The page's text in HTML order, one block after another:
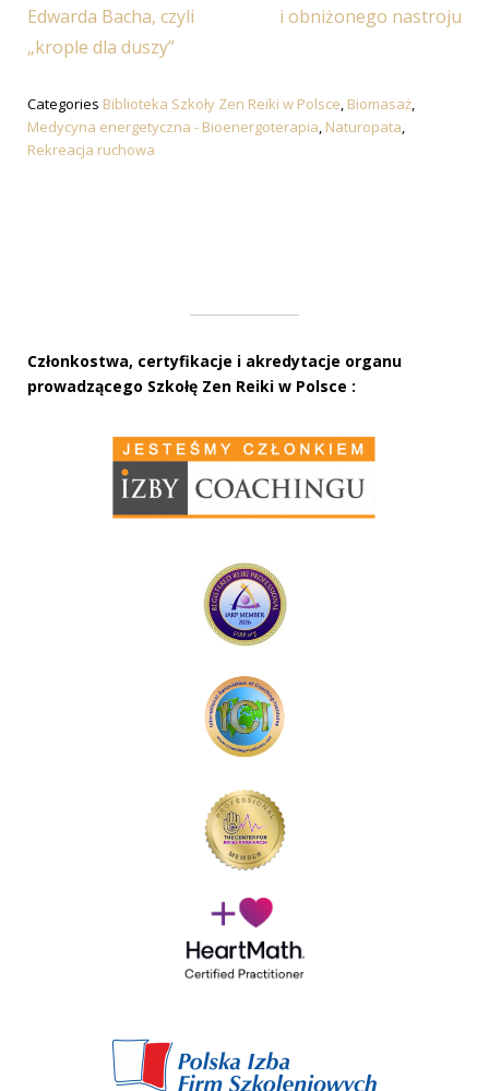
Edwarda Bacha, czyli
„krople dla duszy”
i obniżonego nastroju
Categories Biblioteka Szkoły Zen Reiki w Polsce, Biomasaż,
Medycyna energetyczna - Bioenergoterapia, Naturopata,
Rekreacja ruchowa
Członkostwa, certyfikacje i akredytacje organu
prowadzącego Szkołę Zen Reiki w Polsce :